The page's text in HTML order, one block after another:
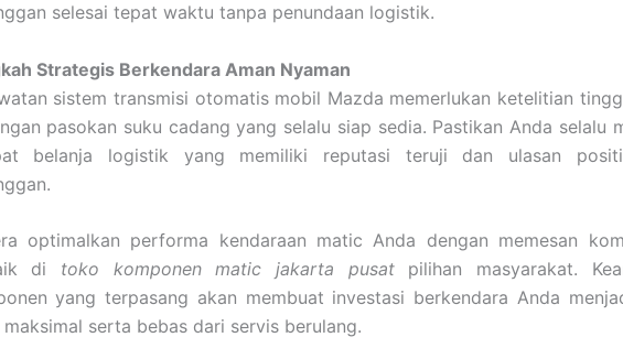
selesai tepat waktu tanpa penundaan logistik.
Strategis Berkendara Aman Nyaman
sistem transmisi otomatis mobil Mazda memerlukan ketelitian
pasokan suku cadang yang selalu siap sedia. Pastikan Anda selalu
belanja logistik yang memiliki reputasi teruji dan ulasan
optimalkan performa kendaraan matic Anda dengan memesan
di toko komponen matic jakarta pusatpilihan masyarakat.
yang terpasang akan membuat investasi berkendara Anda
maksimal serta bebas dari servis berulang.